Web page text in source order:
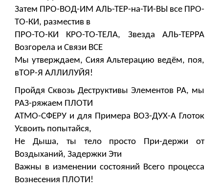
Затем ПРО-ВОД-ИМ АЛЬ-ТЕР-на-ТИ-ВЫ все ПРО-
ТО-КИ, разместив в
ПРО-ТО-КИ КРО-ТО-ТЕЛА, Звезда АЛЬ-ТЕРРА
Возгорела и Связи ВСЕ
Мы утверждаем, Сияя Альтерацию ведём, поя,
вТОР-Я АЛЛИЛУЙЯ!
Пройдя Сквозь Деструктивы Элементов РА, мы
РАЗ-ряжаем ПЛОТИ
АТМО-СФЕРУ и для Примера ВОЗ-ДУХ-А Глоток
Усвоить попытайся,
Не Дыша, ты тело просто При-держи от
Воздыханий, Задержки Эти
Важны в изменении состояний Всего процесса
Вознесения ПЛОТИ!